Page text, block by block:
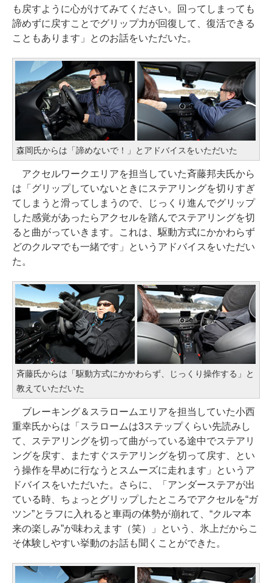
も戻すように心がけてみてください。回ってしまっても
諦めずに戻すことでグリップ力が回復して、復活できる
こともあります」とのお話をいただいた。
森岡氏からは「諦めないで！」とアドバイスをいただいた
アクセルワークエリアを担当していた斉藤邦夫氏から
は「グリップしていないときにステアリングを切りすぎ
てしまうと滑ってしまうので、じっくり進んでグリップ
した感覚があったらアクセルを踏んでステアリングを切
ると曲がっていきます。これは、駆動方式にかかわらず
どのクルマでも一緒です」というアドバイスをいただい
た。
斉藤氏からは「駆動方式にかかわらず、じっくり操作する」と
教えていただいた
ブレーキング＆スラロームエリアを担当していた小西
重幸氏からは「スラロームは3ステップくらい先読みし
て、ステアリングを切って曲がっている途中でステアリ
ングを戻す、またすぐステアリングを切って戻す、とい
う操作を早めに行なうとスムーズに走れます」というア
ドバイスをいただいた。さらに、「アンダーステアが出
ている時、ちょっとグリップしたところでアクセルを“ガ
ツン”とラフに入れると車両の体勢が崩れて、“クルマ本
来の楽しみ”が味わえます（笑）」という、氷上だからこ
そ体験しやすい挙動のお話も聞くことができた。